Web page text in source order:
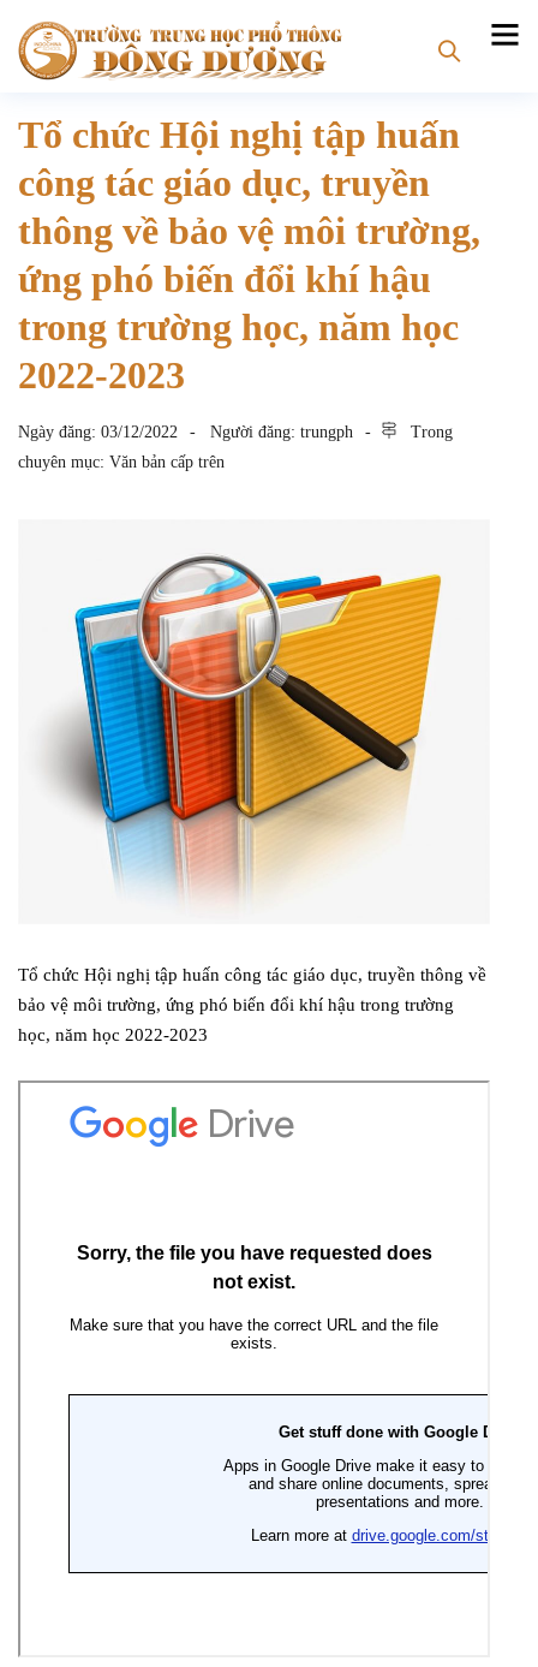
Tổ chức Hội nghị tập huấn
công tác giáo dục, truyền
thông về bảo vệ môi trường,
ứng phó biến đổi khí hậu
trong trường học, năm học
2022-2023
Ngày đăng: 03/12/2022 Người đăng: trungph
Trong
chuyên mục: Văn bản cấp trên
Tổ chức Hội nghị tập huấn công tác giáo dục, truyền thông về
bảo vệ môi trường, ứng phó biến đổi khí hậu trong trường
học, năm học 2022-2023